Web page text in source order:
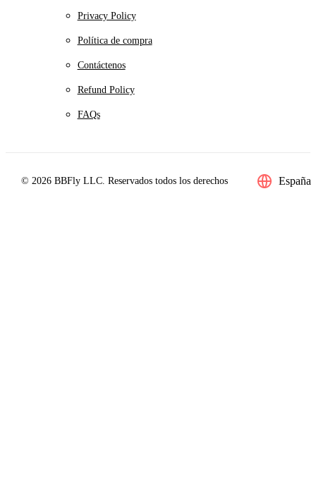
Privacy Policy
Política de compra
Contáctenos
Refund Policy
FAQs
© 2026 BBFly LLC. Reservados todos los derechos España